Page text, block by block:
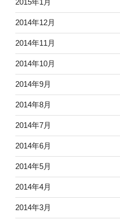
2015年1月
2014年12月
2014年11月
2014年10月
2014年9月
2014年8月
2014年7月
2014年6月
2014年5月
2014年4月
2014年3月